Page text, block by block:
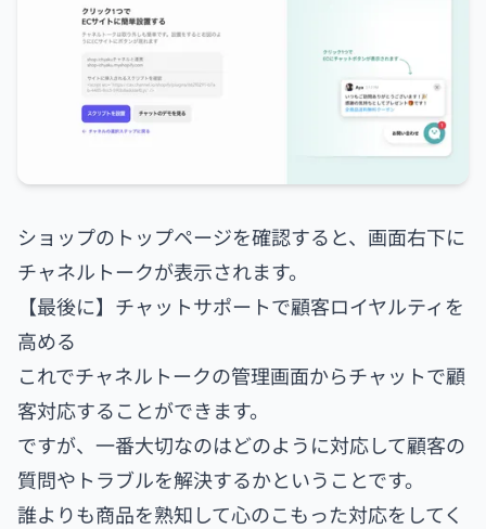
ショップのトップページを確認すると、画面右下に
チャネルトークが表示されます。
【最後に】チャットサポートで顧客ロイヤルティを
高める
これでチャネルトークの管理画面からチャットで顧
客対応することができます。
ですが、一番大切なのはどのように対応して顧客の
質問やトラブルを解決するかということです。
誰よりも商品を熟知して心のこもった対応をしてく